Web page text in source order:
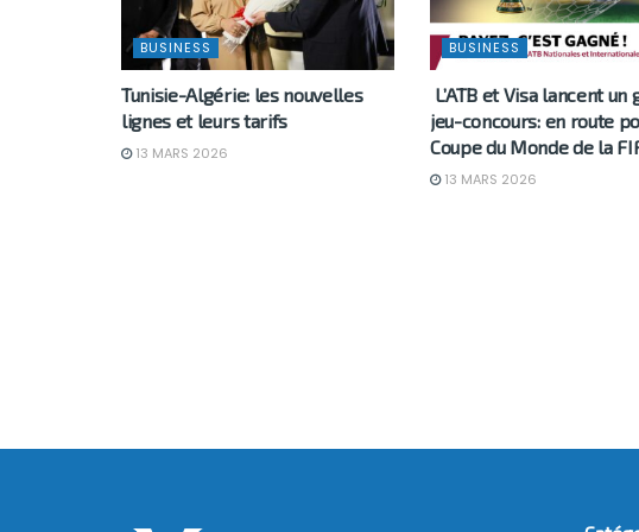
BUSINESS
Tunisie-Algérie: les nouvelles
lignes et leurs tarifs
13 MARS 2026
BUSINESS
L’ATB et Visa lancent un
jeu-concours: en route
Coupe du Monde de la
13 MARS 2026